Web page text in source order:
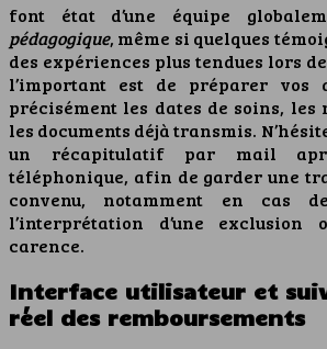
font état d’une équipe
pédagogique, même si quelques
des expériences plus tendues lors
l’important est de préparer vos
précisément les dates de soins, les
les documents déjà transmis.
un récapitulatif par mail
téléphonique, afin de garder une
convenu, notamment en cas
l’interprétation d’une exclusion
carence.
Interface utilisateur et
réel des remboursements